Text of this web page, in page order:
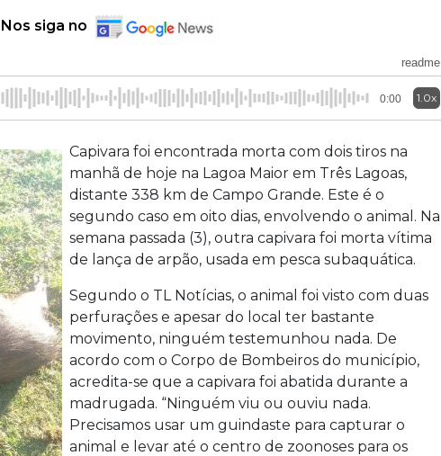
Nos siga no
readme
0:00 1.0x
Capivara foi encontrada morta com dois tiros na
manhã de hoje na Lagoa Maior em Três Lagoas,
distante 338 km de Campo Grande. Este é o
segundo caso em oito dias, envolvendo o animal. Na
semana passada (3), outra capivara foi morta vítima
de lança de arpão, usada em pesca subaquática.
Segundo o TL Notícias, o animal foi visto com duas
perfurações e apesar do local ter bastante
movimento, ninguém testemunhou nada. De
acordo com o Corpo de Bombeiros do município,
acredita-se que a capivara foi abatida durante a
madrugada. “Ninguém viu ou ouviu nada.
Precisamos usar um guindaste para capturar o
animal e levar até o centro de zoonoses para os